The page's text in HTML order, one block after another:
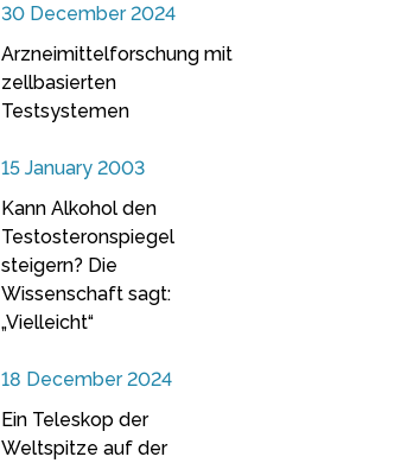
30 December 2024
Arzneimittelforschung mit
zellbasierten
Testsystemen
15 January 2003
Kann Alkohol den
Testosteronspiegel
steigern? Die
Wissenschaft sagt:
„Vielleicht“
18 December 2024
Ein Teleskop der
Weltspitze auf der